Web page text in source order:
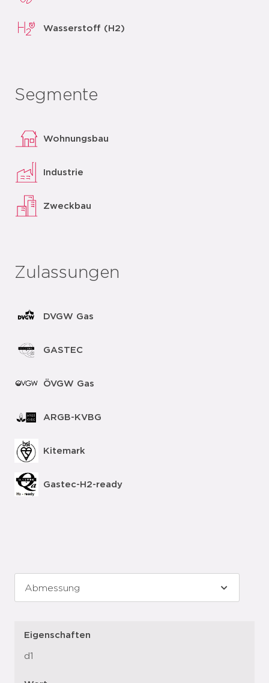
Wasserstoff (H2)
Segmente
Wohnungsbau
Industrie
Zweckbau
Zulassungen
DVGW Gas
GASTEC
ÖVGW Gas
ARGB-KVBG
Kitemark
Gastec-H2-ready
Eigenschaften
d1